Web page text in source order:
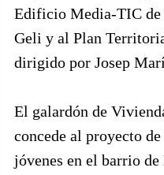
Edificio Media-TIC de
Geli y al Plan
dirigido por Josep
El galardón de
concede al proyecto
jóvenes en el barrio